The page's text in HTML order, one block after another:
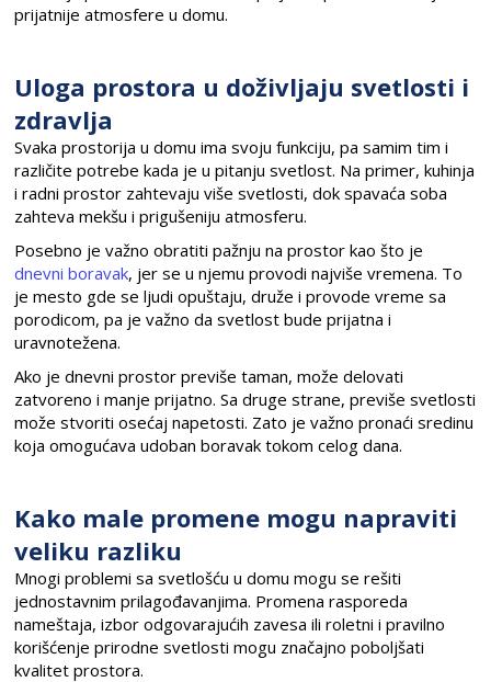
prijatnije atmosfere u domu.
Uloga prostora u doživljaju svetlosti i
zdravlja
Svaka prostorija u domu ima svoju funkciju, pa samim tim i
različite potrebe kada je u pitanju svetlost. Na primer, kuhinja
i radni prostor zahtevaju više svetlosti, dok spavaća soba
zahteva mekšu i prigušeniju atmosferu.
Posebno je važno obratiti pažnju na prostor kao što je
dnevni boravak, jer se u njemu provodi najviše vremena. To
je mesto gde se ljudi opuštaju, druže i provode vreme sa
porodicom, pa je važno da svetlost bude prijatna i
uravnotežena.
Ako je dnevni prostor previše taman, može delovati
zatvoreno i manje prijatno. Sa druge strane, previše svetlosti
može stvoriti osećaj napetosti. Zato je važno pronaći sredinu
koja omogućava udoban boravak tokom celog dana.
Kako male promene mogu napraviti
veliku razliku
Mnogi problemi sa svetlošću u domu mogu se rešiti
jednostavnim prilagođavanjima. Promena rasporeda
nameštaja, izbor odgovarajućih zavesa ili roletni i pravilno
korišćenje prirodne svetlosti mogu značajno poboljšati
kvalitet prostora.